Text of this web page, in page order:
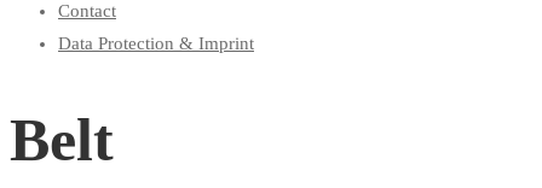
Contact
Data Protection & Imprint
Belt